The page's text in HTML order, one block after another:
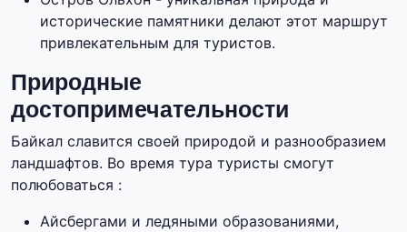
исторические памятники делают этот маршрут
привлекательным для туристов.
Природные
достопримечательности
Байкал славится своей природой и разнообразием
ландшафтов. Во время тура туристы смогут
полюбоваться :
Айсбергами и ледяными образованиями,